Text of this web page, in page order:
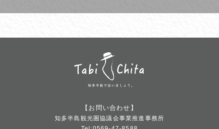
【お問い合わせ】
知多半島観光圏協議会事業推進事務所